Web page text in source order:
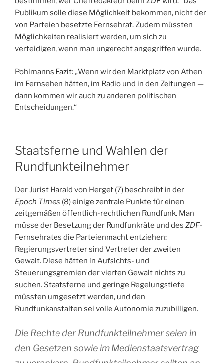
Publikum solle diese Möglichkeit bekommen, nicht der
von Parteien besetzte Fernsehrat. Zudem müssten
Möglichkeiten realisiert werden, um sich zu
verteidigen, wenn man ungerecht angegriffen wurde.
Pohlmanns Fazit: „Wenn wir den Marktplatz von Athen
im Fernsehen hätten, im Radio und in den Zeitungen —
dann kommen wir auch zu anderen politischen
Entscheidungen.“
Staatsferne und Wahlen der
Rundfunkteilnehmer
Der Jurist Harald von Herget (7) beschreibt in der
Epoch Times (8) einige zentrale Punkte für einen
zeitgemäßen öffentlich-rechtlichen Rundfunk. Man
müsse der Besetzung der Rundfunkräte und des ZDF-
Fernsehrates die Parteienmacht entziehen:
Regierungsvertreter sind Vertreter der zweiten
Gewalt. Diese hätten in Aufsichts- und
Steuerungsgremien der vierten Gewalt nichts zu
suchen. Staatsferne und geringe Regelungstiefe
müssten umgesetzt werden, und den
Rundfunkanstalten sei volle Autonomie zuzubilligen.
Die Rechte der Rundfunkteilnehmer seien in
den Gesetzen sowie im Medienstaatsvertrag